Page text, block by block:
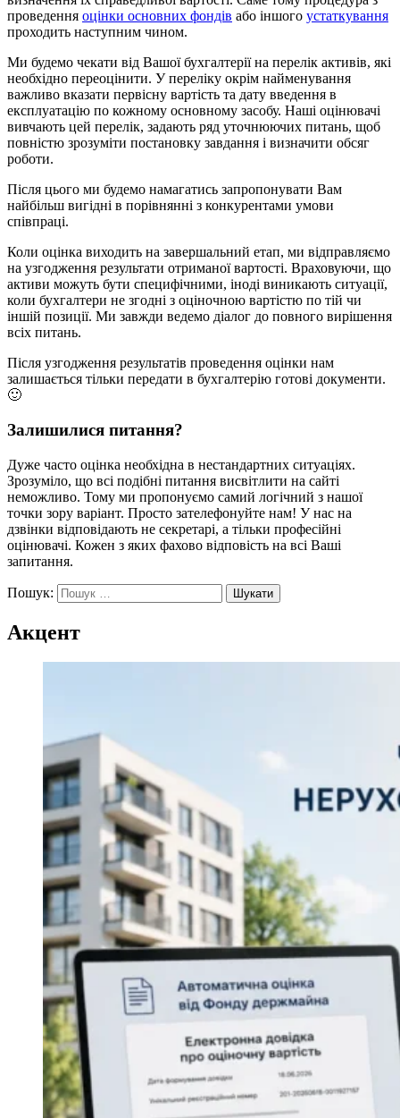
проведення оцінки основних фондів або іншого устаткування
проходить наступним чином.
Ми будемо чекати від Вашої бухгалтерії на перелік активів, які
необхідно переоцінити. У переліку окрім найменування
важливо вказати первісну вартість та дату введення в
експлуатацію по кожному основному засобу. Наші оцінювачі
вивчають цей перелік, задають ряд уточнюючих питань, щоб
повністю зрозуміти постановку завдання і визначити обсяг
роботи.
Після цього ми будемо намагатись запропонувати Вам
найбільш вигідні в порівнянні з конкурентами умови
співпраці.
Коли оцінка виходить на завершальний етап, ми відправляємо
на узгодження результати отриманої вартості. Враховуючи, що
активи можуть бути специфічними, іноді виникають ситуації,
коли бухгалтери не згодні з оціночною вартістю по тій чи
іншій позиції. Ми завжди ведемо діалог до повного вирішення
всіх питань.
Після узгодження результатів проведення оцінки нам
залишається тільки передати в бухгалтерію готові документи.
🙂
Залишилися питання?
Дуже часто оцінка необхідна в нестандартних ситуаціях.
Зрозуміло, що всі подібні питання висвітлити на сайті
неможливо. Тому ми пропонуємо самий логічний з нашої
точки зору варіант. Просто зателефонуйте нам! У нас на
дзвінки відповідають не секретарі, а тільки професійні
оцінювачі. Кожен з яких фахово відповість на всі Ваші
запитання.
Пошук:
Акцент